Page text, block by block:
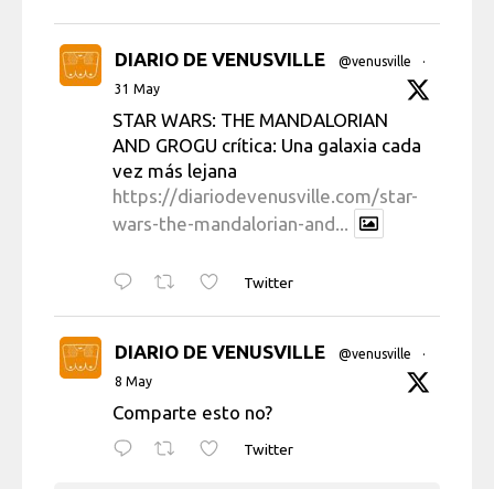
DIARIO DE VENUSVILLE @venusville
·
31 May
STAR WARS: THE MANDALORIAN
AND GROGU crítica: Una galaxia cada
vez más lejana
https://diariodevenusville.com/star-
wars-the-mandalorian-and...
Twitter
DIARIO DE VENUSVILLE @venusville
·
8 May
Comparte esto no?
Twitter